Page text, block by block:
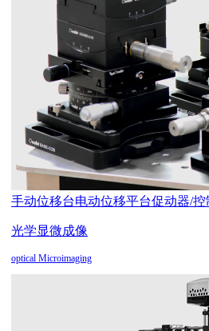
手动位移台电动位移平台促动器/控
光学显微成像
optical Microimaging